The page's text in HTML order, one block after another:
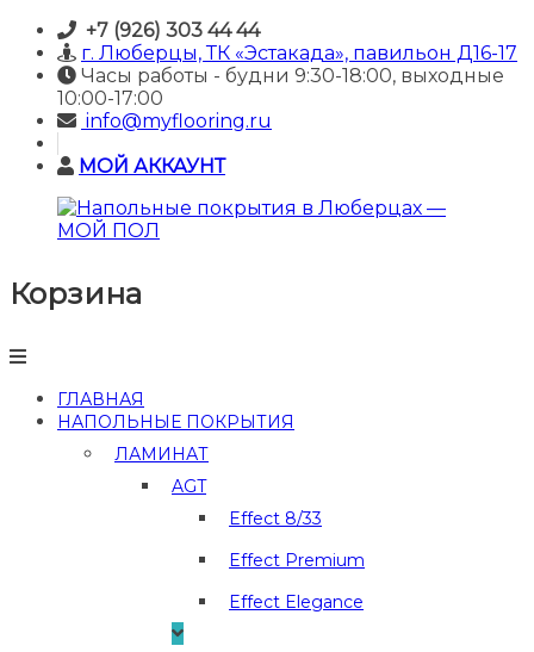
Skip
content
+7 (926) 303 44 44
г. Люберцы, ТК «Эстакада», павильон Д16-17
Часы работы - будни 9:30-18:00, выходные
10:00-17:00
info@myflooring.ru
МОЙ АККАУНТ
Напольные
покрытия
Люберцах
МОЙ
ПОЛ
Корзина
ГЛАВНАЯ
НАПОЛЬНЫЕ ПОКРЫТИЯ
ЛАМИНАТ
AGT
Effect 8/33
Effect Premium
Effect Elegance